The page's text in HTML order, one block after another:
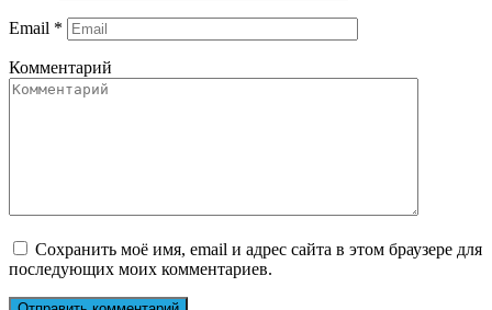
Email *
Комментарий
Сохранить моё имя, email и адрес сайта в этом браузере для
последующих моих комментариев.